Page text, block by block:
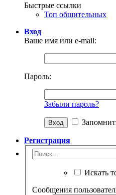
Быстрые ссылки
Топ общительных
Вход
Ваше имя или e-mail:
Пароль:
Забыли пароль?
Регистрация
Искать
Сообщения